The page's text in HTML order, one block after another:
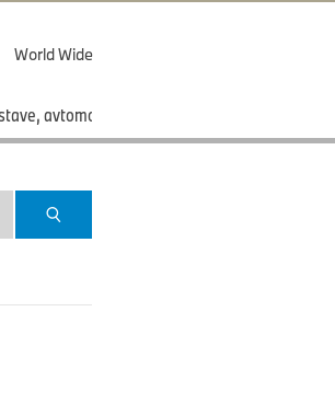
World Wide
avtomobilski saloni